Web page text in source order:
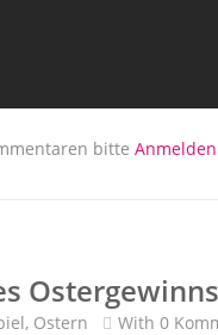
bitte Anmelden
, Ostern With 0